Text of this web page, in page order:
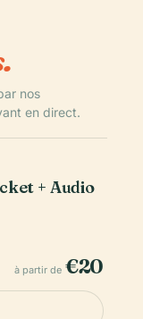
nos
en direct.
+ Audio
à partir de €20